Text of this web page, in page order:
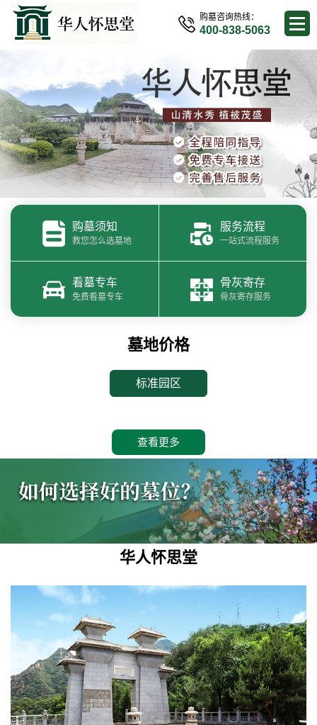
购墓咨询热线：
400-838-5063
购墓须知
教您怎么选墓地
服务流程
一站式流程服务
看墓专车
免费看墓专车
骨灰寄存
骨灰寄存服务
墓地价格
标准园区
查看更多
华人怀思堂